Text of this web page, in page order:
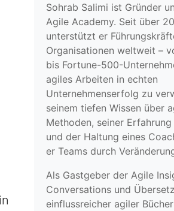
Sohrab Salimi ist Gründer
Agile Academy. Seit über
unterstützt er
Organisationen weltweit –
bis Fortune-500-
agiles Arbeiten in echten
Unternehmenserfolg zu
seinem tiefen Wissen über
Methoden, seiner
und der Haltung eines
er Teams durch
Als Gastgeber der Agile
Conversations und
einflussreicher agiler